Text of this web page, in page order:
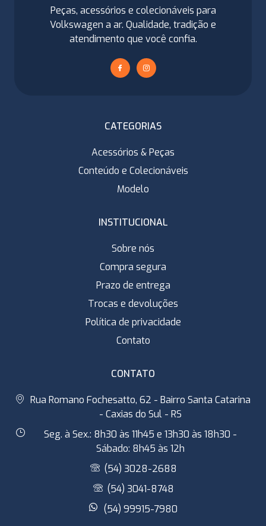
Peças, acessórios e colecionáveis para
Volkswagen a ar. Qualidade, tradição e
atendimento que você confia.
CATEGORIAS
Acessórios & Peças
Conteúdo e Colecionáveis
Modelo
INSTITUCIONAL
Sobre nós
Compra segura
Prazo de entrega
Trocas e devoluções
Política de privacidade
Contato
CONTATO
Rua Romano Fochesatto, 62 - Bairro Santa Catarina
- Caxias do Sul - RS
Seg. à Sex.: 8h30 às 11h45 e 13h30 às 18h30 -
Sábado: 8h45 às 12h
(54) 3028-2688
(54) 3041-8748
(54) 99915-7980